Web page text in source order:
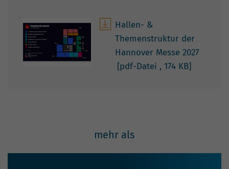
Hallen- &
Themenstruktur der
Hannover Messe 2027
[pdf-Datei , 174 KB]
mehr als